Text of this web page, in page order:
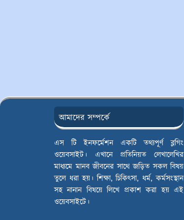
আমাদের সম্পর্কে
এস টি ইনফর্মেশন একটি তথ্যপূর্ণ ব্লগিং
ওয়েবসাইট। এখানে প্রতিনিয়ত লেখালেখির
মাধ্যমে মানব জীবনের সাথে জড়িত সকল বিষয়
তুলে ধরা হয়। শিক্ষা, চিকিৎসা, ধর্ম, কর্মসংস্থান
সহ নানান বিষয়ে লিখে প্রকাশ করা হয় এই
ওয়েবসাইটে।